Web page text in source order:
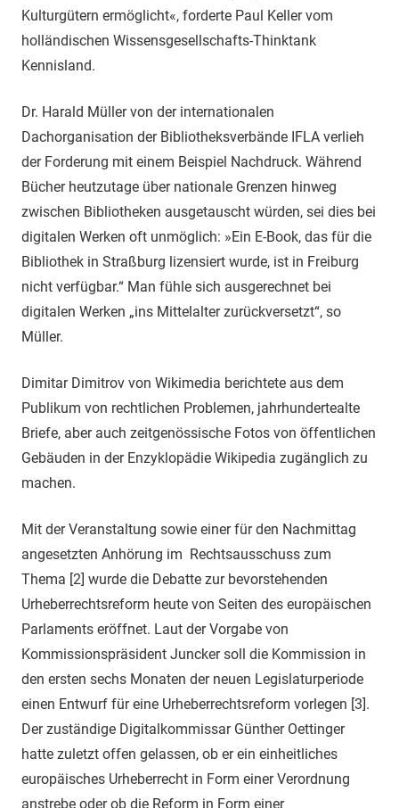
Kulturgütern ermöglicht«, forderte Paul Keller vom
holländischen Wissensgesellschafts-Thinktank
Kennisland.
Dr. Harald Müller von der internationalen
Dachorganisation der Bibliotheksverbände IFLA verlieh
der Forderung mit einem Beispiel Nachdruck. Während
Bücher heutzutage über nationale Grenzen hinweg
zwischen Bibliotheken ausgetauscht würden, sei dies bei
digitalen Werken oft unmöglich: »Ein E-Book, das für die
Bibliothek in Straßburg lizensiert wurde, ist in Freiburg
nicht verfügbar.“ Man fühle sich ausgerechnet bei
digitalen Werken „ins Mittelalter zurückversetzt“, so
Müller.
Dimitar Dimitrov von Wikimedia berichtete aus dem
Publikum von rechtlichen Problemen, jahrhundertealte
Briefe, aber auch zeitgenössische Fotos von öffentlichen
Gebäuden in der Enzyklopädie Wikipedia zugänglich zu
machen.
Mit der Veranstaltung sowie einer für den Nachmittag
angesetzten Anhörung im Rechtsausschuss zum
Thema [2] wurde die Debatte zur bevorstehenden
Urheberrechtsreform heute von Seiten des europäischen
Parlaments eröffnet. Laut der Vorgabe von
Kommissionspräsident Juncker soll die Kommission in
den ersten sechs Monaten der neuen Legislaturperiode
einen Entwurf für eine Urheberrechtsreform vorlegen [3].
Der zuständige Digitalkommissar Günther Oettinger
hatte zuletzt offen gelassen, ob er ein einheitliches
europäisches Urheberrecht in Form einer Verordnung
anstrebe oder ob die Reform in Form einer